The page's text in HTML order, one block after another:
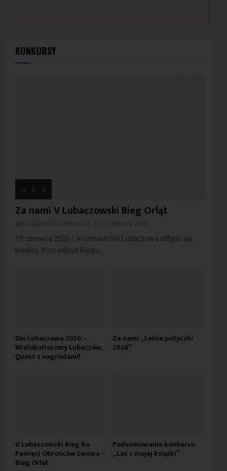
KONKURSY
Za nami V Lubaczowski Bieg Orląt
10 czerwca 2026 r. w ramach Dni Lubaczowa odbyła się
kolejna, V już edycja Biegu...
Dni Lubaczowa 2026 –
Wielokulturowy Lubaczów,
Quest z nagrodami!
Za nami „Leśne potyczki
2026”
V Lubaczowski Bieg Ku
Pamięci Obrońców Lwowa –
Bieg Orląt
Podsumowanie konkursu
„Las z mojej książki”